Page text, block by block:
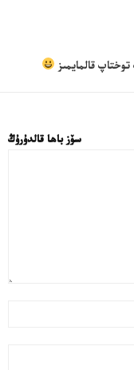
سۆز باھا قالدۇرۇڭ